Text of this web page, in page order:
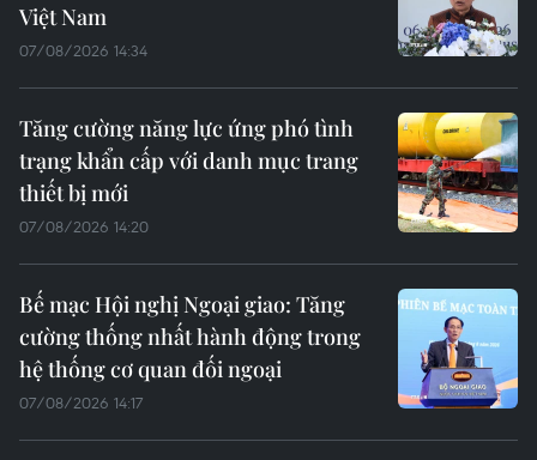
Việt Nam
07/08/2026 14:34
Tăng cường năng lực ứng phó tình
trạng khẩn cấp với danh mục trang
thiết bị mới
07/08/2026 14:20
Bế mạc Hội nghị Ngoại giao: Tăng
cường thống nhất hành động trong
hệ thống cơ quan đối ngoại
07/08/2026 14:17